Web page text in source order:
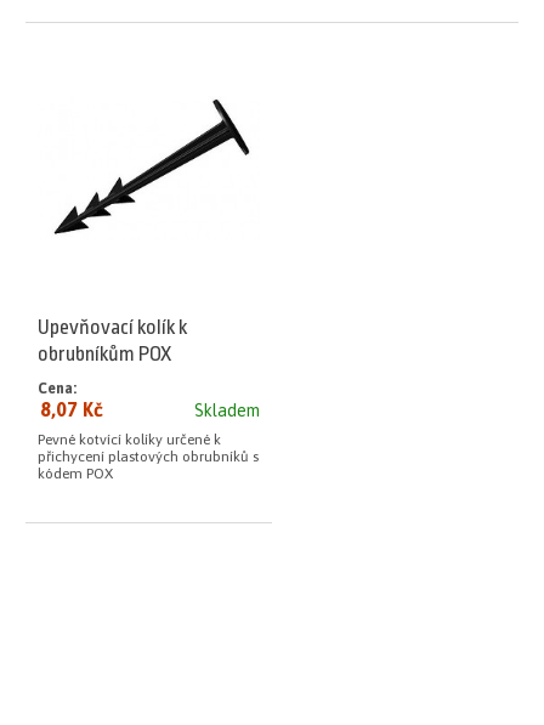
Upevňovací kolík k
obrubníkům POX
Skladem
Cena:
8,07 Kč
Pevné kotvící kolíky určené k
přichycení plastových obrubníků s
kódem POX